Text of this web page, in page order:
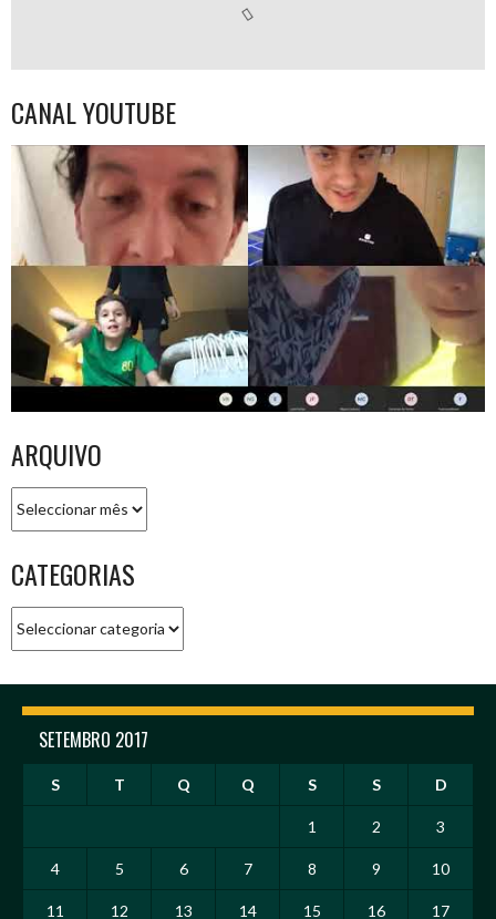
CANAL YOUTUBE
ARQUIVO
CATEGORIAS
SETEMBRO 2017
S T Q Q S S D
1 2 3
4 5 6 7 8 9 10
11 12 13 14 15 16 17